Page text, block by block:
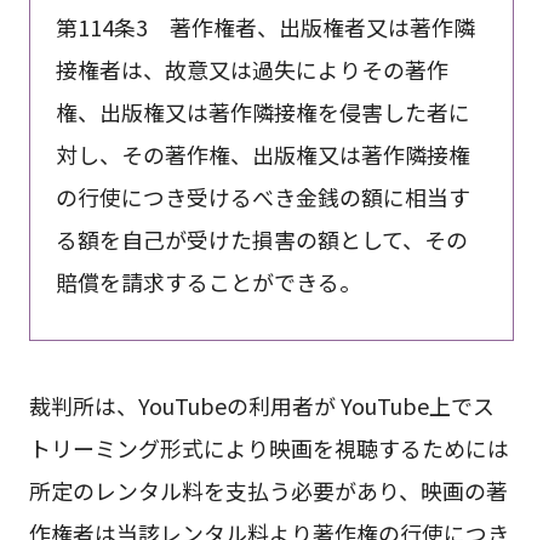
第114条3 著作権者、出版権者又は著作隣
接権者は、故意又は過失によりその著作
権、出版権又は著作隣接権を侵害した者に
対し、その著作権、出版権又は著作隣接権
の行使につき受けるべき金銭の額に相当す
る額を自己が受けた損害の額として、その
賠償を請求することができる。
裁判所は、YouTubeの利用者が YouTube上でス
トリーミング形式により映画を視聴するためには
所定のレンタル料を支払う必要があり、映画の著
作権者は当該レンタル料より著作権の行使につき